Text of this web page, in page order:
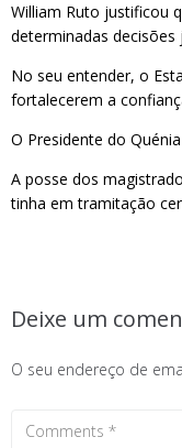
William Ruto justificou
determinadas
No seu entender, o
fortalecerem a
O Presidente do
A posse dos
tinha em tramitação
Deixe um
O seu endereço de